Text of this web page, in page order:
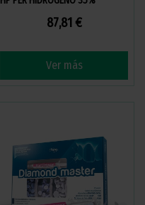
87,81 €
Ver más